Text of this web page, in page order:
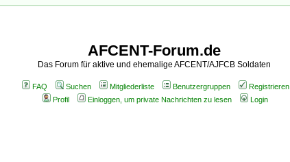
AFCENT-Forum.de
Das Forum für aktive und ehemalige AFCENT/AJFCB Soldaten
FAQ Suchen Mitgliederliste Benutzergruppen
Registrieren
Profil
Einloggen, um private Nachrichten zu lesen Login